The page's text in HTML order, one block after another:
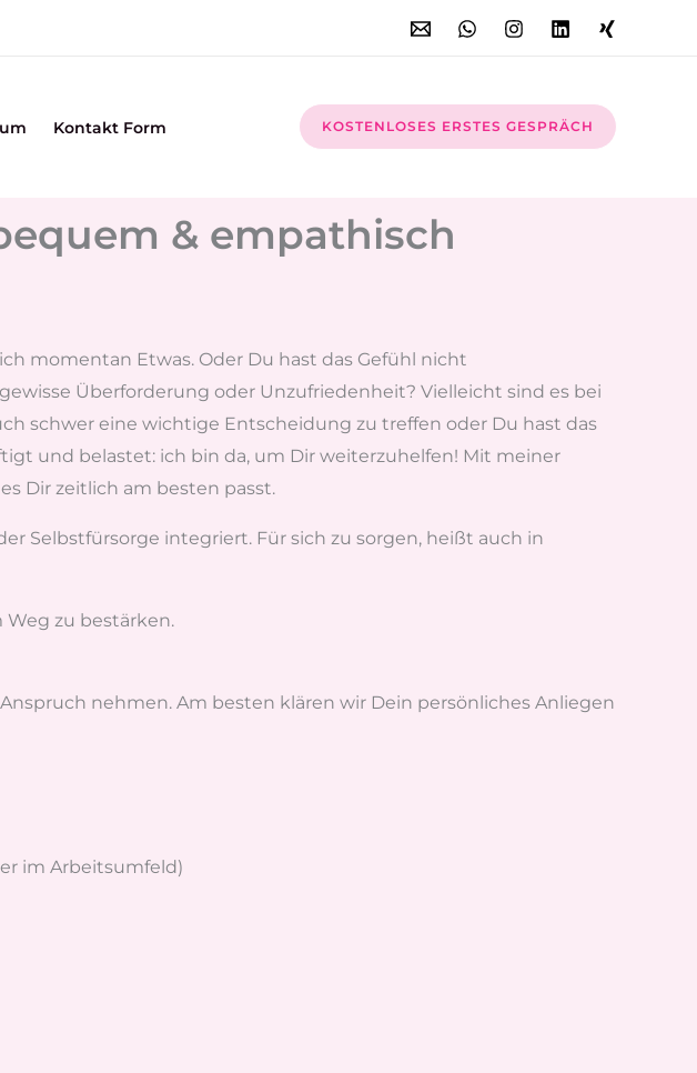
Kontakt Form KOSTENLOSES ERSTES GESPRÄCH
& empathisch
momentan Etwas. Oder Du hast das Gefühl nicht
Überforderung oder Unzufriedenheit? Vielleicht sind es bei
schwer eine wichtige Entscheidung zu treffen oder Du hast das
und belastet: ich bin da, um Dir weiterzuhelfen! Mit meiner
Dir zeitlich am besten passt.
Selbstfürsorge integriert. Für sich zu sorgen, heißt auch in
Weg zu bestärken.
nehmen. Am besten klären wir Dein persönliches Anliegen
im Arbeitsumfeld)